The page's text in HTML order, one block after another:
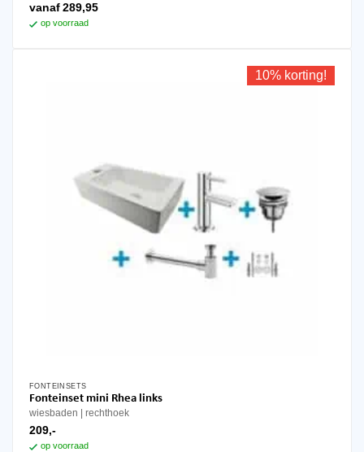
vanaf 289,95
op voorraad
productpagina
10% korting!
FONTEINSETS
Fonteinset mini Rhea links
wiesbaden rechthoek
209,-
op voorraad